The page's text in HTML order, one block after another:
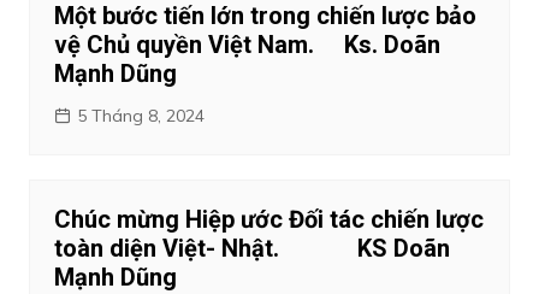
Một bước tiến lớn trong chiến lược bảo
vệ Chủ quyền Việt Nam. Ks. Doãn
Mạnh Dũng
5 Tháng 8, 2024
Chúc mừng Hiệp ước Đối tác chiến lược
toàn diện Việt- Nhật. KS Doãn
Mạnh Dũng